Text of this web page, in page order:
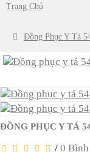
Trang Chủ
Đồng Phục Y Tá
ĐỒNG PHỤC Y TÁ
/ 0